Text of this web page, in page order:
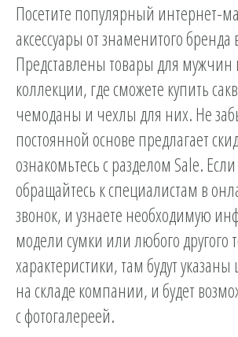
Посетите популярный интернет-
аксессуары от знаменитого бренда
Представлены товары для
коллекции, где сможете купить
чемоданы и чехлы для них. Не
постоянной основе предлагает
ознакомьтесь с разделом Sale.
обращайтесь к специалистам в
звонок, и узнаете необходимую
модели сумки или любого другого
характеристики, там будут
на складе компании, и будет
с фотогалереей.